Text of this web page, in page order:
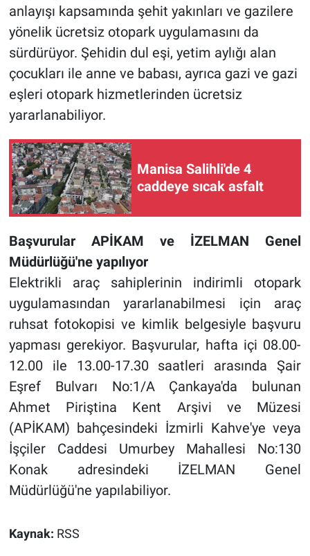
anlayışı kapsamında şehit yakınları ve gazilere
yönelik ücretsiz otopark uygulamasını da
sürdürüyor. Şehidin dul eşi, yetim aylığı alan
çocukları ile anne ve babası, ayrıca gazi ve gazi
eşleri otopark hizmetlerinden ücretsiz
yararlanabiliyor.
Manisa Salihli'de 4
caddeye sıcak asfalt
Başvurular APİKAM ve İZELMAN Genel
Müdürlüğü'ne yapılıyor
Elektrikli araç sahiplerinin indirimli otopark
uygulamasından yararlanabilmesi için araç
ruhsat fotokopisi ve kimlik belgesiyle başvuru
yapması gerekiyor. Başvurular, hafta içi 08.00-
12.00 ile 13.00-17.30 saatleri arasında Şair
Eşref Bulvarı No:1/A Çankaya'da bulunan
Ahmet Piriştina Kent Arşivi ve Müzesi
(APİKAM) bahçesindeki İzmirli Kahve'ye veya
İşçiler Caddesi Umurbey Mahallesi No:130
Konak adresindeki İZELMAN Genel
Müdürlüğü'ne yapılabiliyor.
Kaynak: RSS